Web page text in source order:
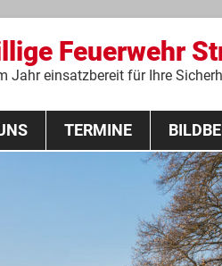
Feuerwehr
Jahr einsatzbereit für Ihre
TERMINE
THL Lehrgang 2020